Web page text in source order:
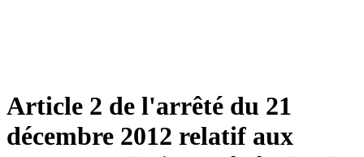
Article 2 de l'arrêté du 21
décembre 2012 relatif aux